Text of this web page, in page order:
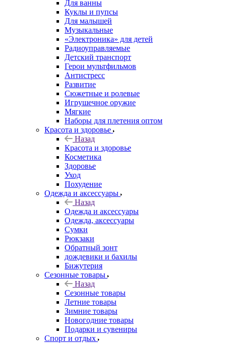
Для ванны
Куклы и пупсы
Для малышей
Музыкальные
«Электроника» для детей
Радиоуправляемые
Детский транспорт
Герои мультфильмов
Антистресс
Развитие
Сюжетные и ролевые
Игрушечное оружие
Мягкие
Наборы для плетения оптом
Красота и здоровье
Назад
Красота и здоровье
Косметика
Здоровье
Уход
Похудение
Одежда и аксессуары
Назад
Одежда и аксессуары
Одежда, аксессуары
Сумки
Рюкзаки
Обратный зонт
дождевики и бахилы
Бижутерия
Сезонные товары
Назад
Сезонные товары
Летние товары
Зимние товары
Новогодние товары
Подарки и сувениры
Спорт и отдых